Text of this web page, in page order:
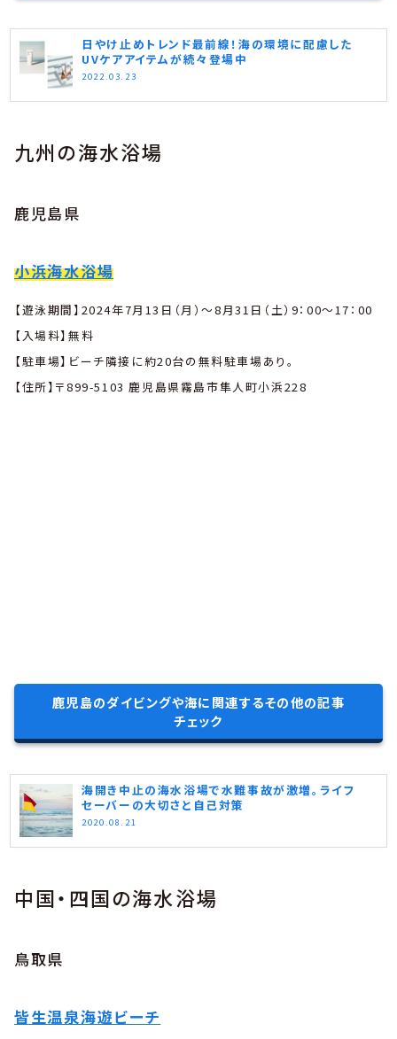
日やけ止めトレンド最前線！海の環境に配慮した
UVケアアイテムが続々登場中
2022.03.23
九州の海水浴場
鹿児島県
小浜海水浴場
【遊泳期間】2024年7月13日（月）〜8月31日（土）9：00〜17：00
【入場料】無料
【駐車場】ビーチ隣接に約20台の無料駐車場あり。
【住所】〒899-5103 鹿児島県霧島市隼人町小浜228
鹿児島のダイビングや海に関連するその他の記事
チェック
海開き中止の海水浴場で水難事故が激増。ライフ
セーバーの大切さと自己対策
2020.08.21
中国・四国の海水浴場
鳥取県
皆生温泉海遊ビーチ